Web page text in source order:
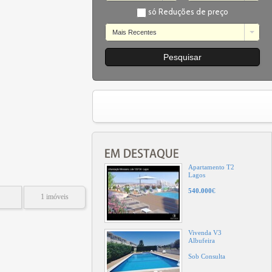
só Reduções de preço
Mais Recentes
Porto de Mós
4.250.000
1.350.000€
Apartamento T2
Lagos
540.000€
Vivenda V3
Albufeira
Sob Consulta
1 imóveis